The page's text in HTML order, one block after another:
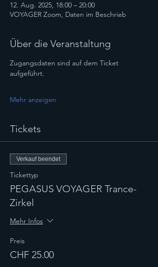
12. Aug. 2025, 18:00 – 20:00
VOYAGER Zoom, Daten im Beschrieb
Über die Veranstaltung
Zugangsdaten sind auf dem Ticket
aufgeführt.
Mehr anzeigen
Tickets
Verkauf beendet
Tickettyp
PEGASUS VOYAGER Trance-
Zirkel
Mehr Infos
Preis
CHF 25.00